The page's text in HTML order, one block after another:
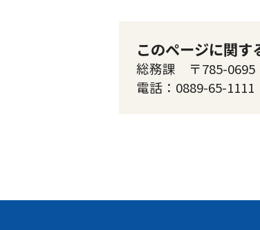
このページに関す
総務課 〒785-0695
電話：0889-65-